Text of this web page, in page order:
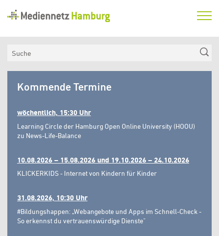
Hamburg
Aktuelles
Medienkompetenzfonds
Hamburg
Kommende Termine
wöchentlich, 15:30 Uhr
Learning Circle der Hamburg Open Online University (HOOU)
zu News-Life-Balance
10.08.2026 – 15.08.2026 und 19.10.2026 – 24.10.2026
KLICKERKIDS - Internet von Kindern für Kinder
31.08.2026, 10:30 Uhr
#Bildungshappen: „Webangebote und Apps im Schnell-Check -
So erkennst du vertrauenswürdige Dienste"